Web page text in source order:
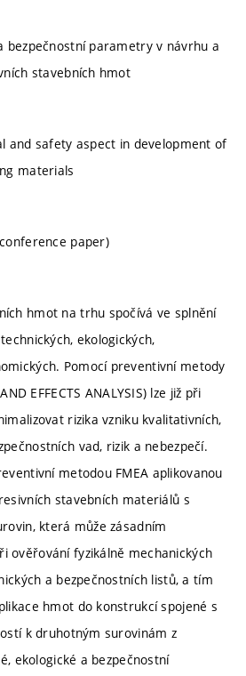
bezpečnostní parametry v návrhu a
stavebních hmot
and safety aspect in development of
materials
paper)
hmot na trhu spočívá ve splnění
ekologických,
Pomocí preventivní metody
EFFECTS ANALYSIS) lze již při
rizika vzniku kvalitativních,
vad, rizik a nebezpečí.
metodou FMEA aplikovanou
stavebních materiálů s
která může zásadním
ověřování fyzikálně mechanických
a bezpečnostních listů, a tím
hmot do konstrukcí spojené s
k druhotným surovinám z
ekologické a bezpečnostní